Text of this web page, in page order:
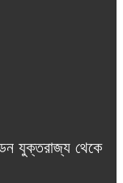
যুক্তরাজ্য থেকে